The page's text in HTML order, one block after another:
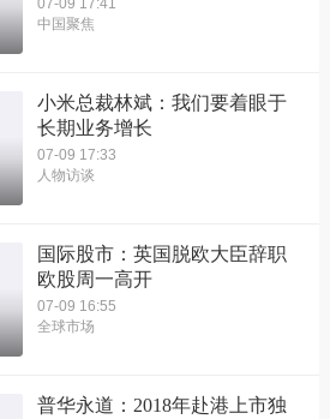
07-09 17:41
中国聚焦
小米总裁林斌：我们要着眼于
长期业务增长
07-09 17:33
人物访谈
国际股市：英国脱欧大臣辞职
欧股周一高开
07-09 16:55
全球市场
普华永道：2018年赴港上市独